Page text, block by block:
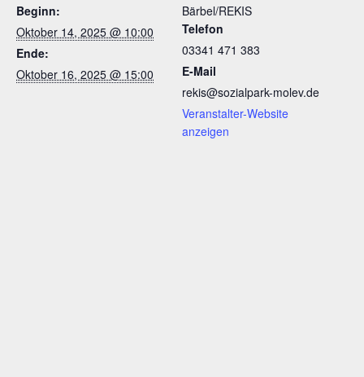
Beginn:
Oktober 14, 2025 @ 10:00
Ende:
Oktober 16, 2025 @ 15:00
Bärbel/REKIS
Telefon
03341 471 383
E-Mail
rekis@sozialpark-molev.de
Veranstalter-Website
anzeigen